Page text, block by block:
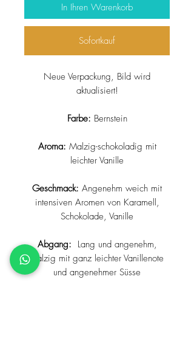
In Ihren Warenkorb
Sofortkauf
Neue Verpackung, Bild wird
aktualisiert!
Farbe: Bernstein
Aroma: Malzig-schokoladig mit
leichter Vanille
Geschmack: Angenehm weich mit
intensiven Aromen von Karamell,
Schokolade, Vanille
Abgang: Lang und angenehm,
malzig mit ganz leichter Vanillenote
und angenehmer Süsse